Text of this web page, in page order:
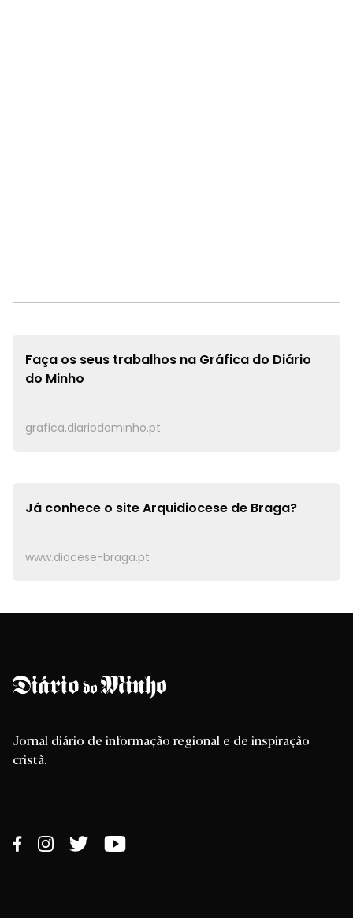
Faça os seus trabalhos na Gráfica do Diário
do Minho
grafica.diariodominho.pt
Já conhece o siteArquidiocese de Braga?
www.diocese-braga.pt
Jornal diário de informação regional e de inspiração
cristã.